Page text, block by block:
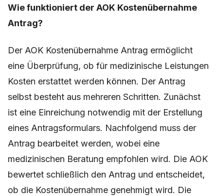
Wie funktioniert der AOK Kostenübernahme
Antrag?
Der AOK Kostenübernahme Antrag ermöglicht
eine Überprüfung, ob für medizinische Leistungen
Kosten erstattet werden können. Der Antrag
selbst besteht aus mehreren Schritten. Zunächst
ist eine Einreichung notwendig mit der Erstellung
eines Antragsformulars. Nachfolgend muss der
Antrag bearbeitet werden, wobei eine
medizinischen Beratung empfohlen wird. Die AOK
bewertet schließlich den Antrag und entscheidet,
ob die Kostenübernahme genehmigt wird. Die